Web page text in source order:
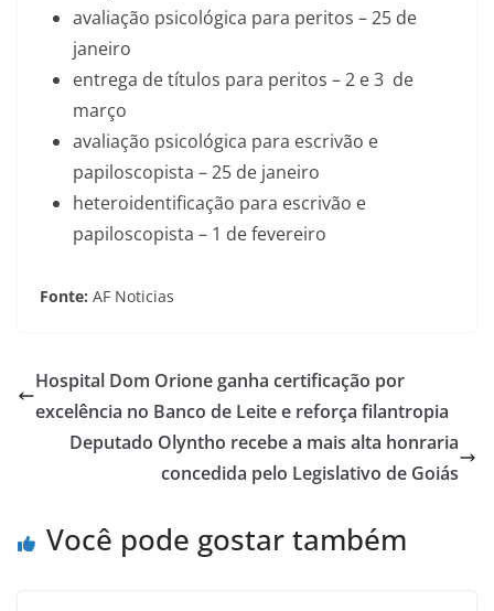
avaliação psicológica para peritos – 25 de
janeiro
entrega de títulos para peritos – 2 e 3 de
março
avaliação psicológica para escrivão e
papiloscopista – 25 de janeiro
heteroidentificação para escrivão e
papiloscopista – 1 de fevereiro
Fonte: AF Noticias
Hospital Dom Orione ganha certificação por
excelência no Banco de Leite e reforça filantropia
Deputado Olyntho recebe a mais alta honraria
concedida pelo Legislativo de Goiás
Você pode gostar também